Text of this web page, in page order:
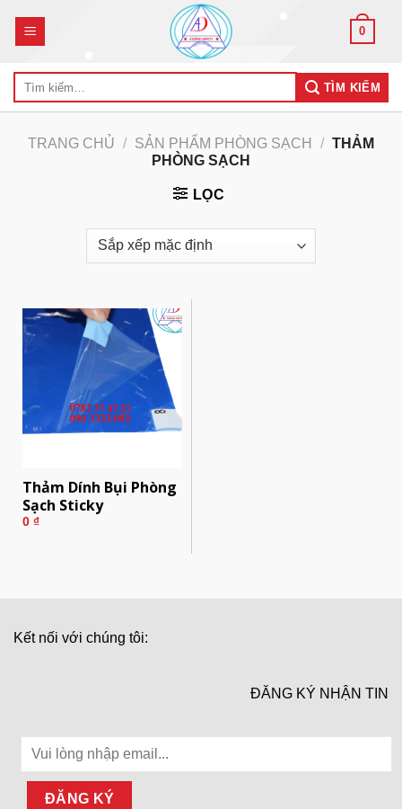
0
TÌM KIẾM
TRANG CHỦ / SẢN PHẨM PHÒNG SẠCH / THẢM
PHÒNG SẠCH
LỌC
Thảm Dính Bụi Phòng
Sạch Sticky
0 ₫
Kết nối với chúng tôi:
ĐĂNG KÝ NHẬN TIN